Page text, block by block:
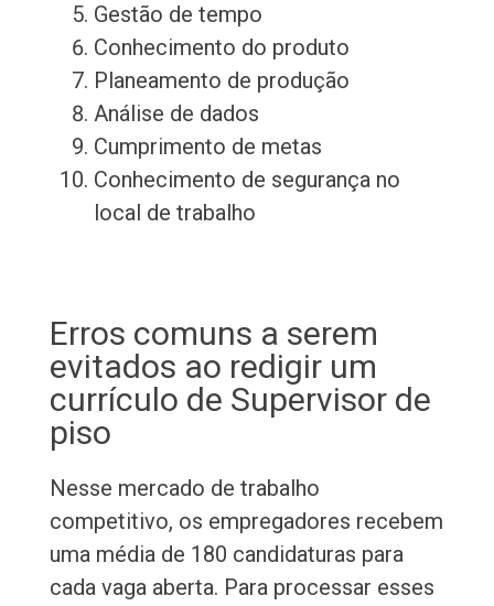
Gestão de tempo
Conhecimento do produto
Planeamento de produção
Análise de dados
Cumprimento de metas
Conhecimento de segurança no
local de trabalho
Erros comuns a serem
evitados ao redigir um
currículo de Supervisor de
piso
Nesse mercado de trabalho
competitivo, os empregadores recebem
uma média de 180 candidaturas para
cada vaga aberta. Para processar esses